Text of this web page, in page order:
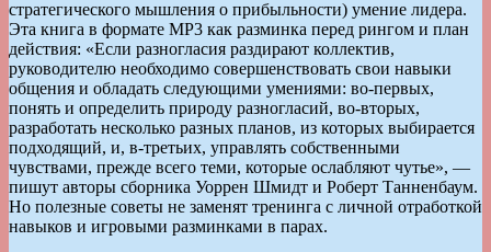
стратегического мышления о прибыльности) умение лидера.
Эта книга в формате MP3 как разминка перед рингом и план
действия: «Если разногласия раздирают коллектив,
руководителю необходимо совершенствовать свои навыки
общения и обладать следующими умениями: во-первых,
понять и определить природу разногласий, во-вторых,
разработать несколько разных планов, из которых выбирается
подходящий, и, в-третьих, управлять собственными
чувствами, прежде всего теми, которые ослабляют чутье», —
пишут авторы сборника Уоррен Шмидт и Роберт Танненбаум.
Но полезные советы не заменят тренинга с личной отработкой
навыков и игровыми разминками в парах.